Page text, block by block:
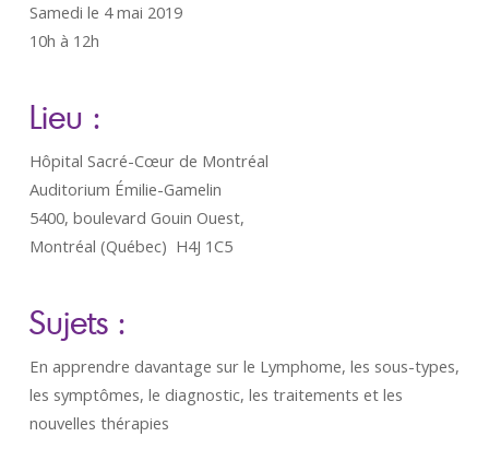
Samedi le 4 mai 2019
10h à 12h
Lieu :
Hôpital Sacré-Cœur de Montréal
Auditorium Émilie-Gamelin
5400, boulevard Gouin Ouest,
Montréal (Québec) H4J 1C5
Sujets :
En apprendre davantage sur le Lymphome, les sous-types,
les symptômes, le diagnostic, les traitements et les
nouvelles thérapies